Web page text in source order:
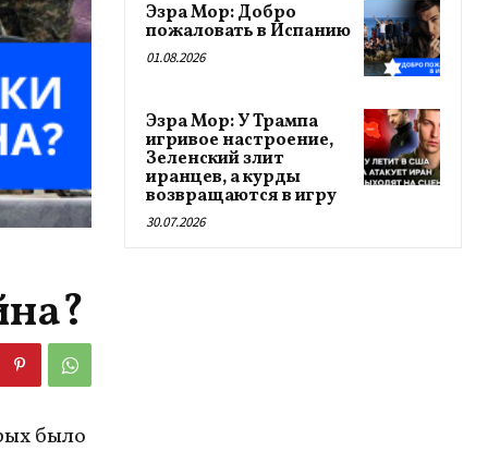
было
Эзра Мор: Добро
пожаловать в Испанию
01.08.2026
Эзра Мор: У Трампа
игривое настроение,
Зеленский злит
иранцев, а курды
возвращаются в игру
30.07.2026